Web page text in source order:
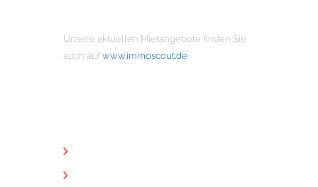
Unsere aktuellen Mietangebote finden Sie
auch auf www.immoscout.de